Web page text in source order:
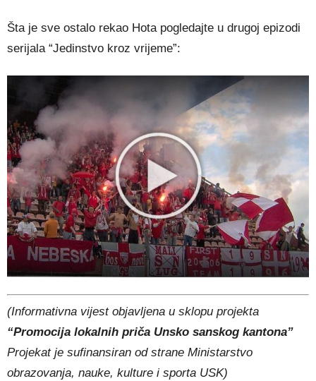
Šta je sve ostalo rekao Hota pogledajte u drugoj epizodi
serijala “Jedinstvo kroz vrijeme”:
(Informativna vijest objavljena u sklopu projekta
“Promocija lokalnih priča Unsko sanskog kantona”
Projekat je sufinansiran od strane Ministarstvo
obrazovanja, nauke, kulture i sporta USK)